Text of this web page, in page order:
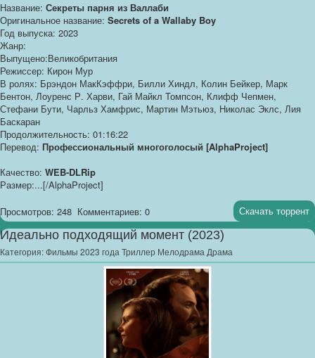
Название: Секреты парня из Валлаби
Оригинальное название: Secrets of a Wallaby Boy
Год выпуска: 2023
Жанр:
Выпущено:Великобритания
Режиссер: Кирон Мур
В ролях: Брэндон МакКэффри, Билли Хиндл, Колин Бейкер, Марк
Бентон, Лоуренс Р. Харви, Гай Майкл Томпсон, Клифф Чепмен,
Стефани Бути, Чарльз Хамфрис, Мартин Мэтьюз, Николас Эклс, Лия
Баскаран
Продолжительность: 01:16:22
Перевод: Профессиональный многоголосый [AlphaProject]
Качество: WEB-DLRip
Размер:...[/AlphaProject]
Просмотров: 248 Комментариев: 0 Скачать торрент
Идеально подходящий момент (2023)
Категория:Фильмы 2023 года Триллер Мелодрама Драма